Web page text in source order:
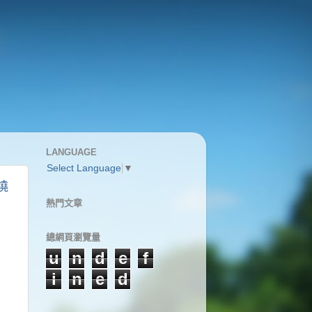
LANGUAGE
Select Language ▼
熱門文章
總網頁瀏覽量
u n d e
f
i
n e d